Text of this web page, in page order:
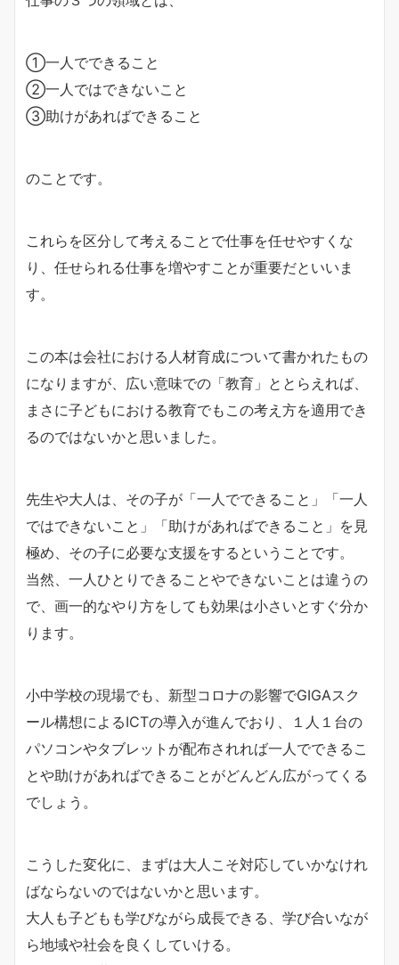
①一人でできること
②一人ではできないこと
③助けがあればできること
のことです。
これらを区分して考えることで仕事を任せやすくな
り、任せられる仕事を増やすことが重要だといいま
す。
この本は会社における人材育成について書かれたもの
になりますが、広い意味での「教育」ととらえれば、
まさに子どもにおける教育でもこの考え方を適用でき
るのではないかと思いました。
先生や大人は、その子が「一人でできること」「一人
ではできないこと」「助けがあればできること」を見
極め、その子に必要な支援をするということです。
当然、一人ひとりできることやできないことは違うの
で、画一的なやり方をしても効果は小さいとすぐ分か
ります。
小中学校の現場でも、新型コロナの影響でGIGAスク
ール構想によるICTの導入が進んでおり、１人１台の
パソコンやタブレットが配布されれば一人でできるこ
とや助けがあればできることがどんどん広がってくる
でしょう。
こうした変化に、まずは大人こそ対応していかなけれ
ばならないのではないかと思います。
大人も子どもも学びながら成長できる、学び合いなが
ら地域や社会を良くしていける。